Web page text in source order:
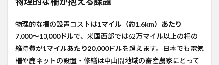
物理的な柵の設置コストは1マイル（約1.6km）あたり
7,000〜10,000ドルで、米国西部では62万マイル以上の柵の
維持費が1マイルあたり20,000ドルを超えます。日本でも電気
柵や鹿ネットの設置・修繕は中山間地域の畜産農家にとって